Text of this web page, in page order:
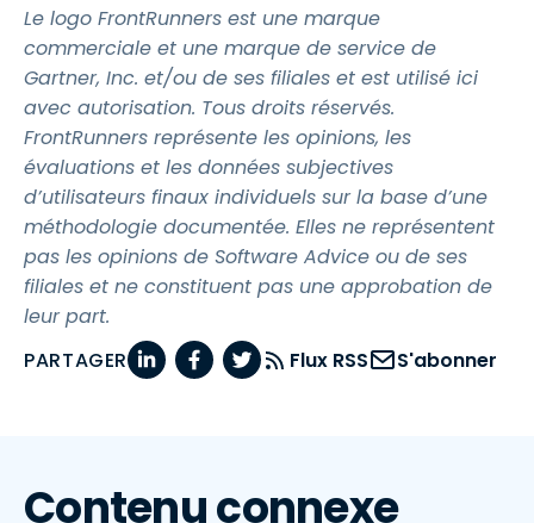
Le logo FrontRunners est une marque
commerciale et une marque de service de
Gartner, Inc. et/ou de ses filiales et est utilisé ici
avec autorisation. Tous droits réservés.
FrontRunners représente les opinions, les
évaluations et les données subjectives
d’utilisateurs finaux individuels sur la base d’une
méthodologie documentée. Elles ne représentent
pas les opinions de Software Advice ou de ses
filiales et ne constituent pas une approbation de
leur part.
PARTAGER
Flux RSS S'abonner
Contenu connexe